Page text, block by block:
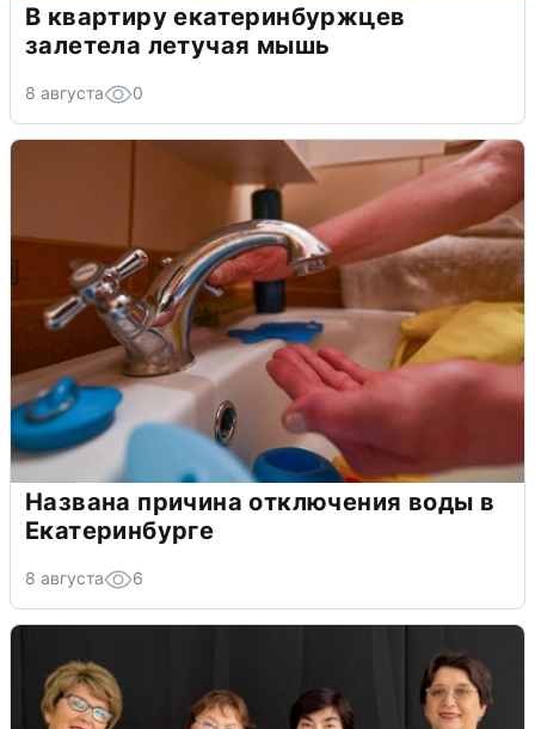
В квартиру екатеринбуржцев
залетела летучая мышь
8 августа 0
Названа причина отключения воды в
Екатеринбурге
8 августа 6